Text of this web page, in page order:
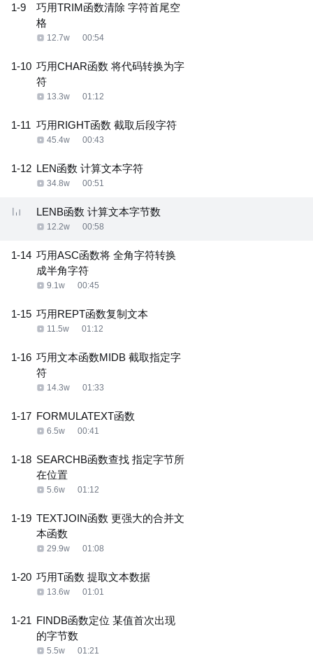
1-9
巧用TRIM函数清除 字符首尾空
格
12.7w 00:54
1-10 巧用CHAR函数 将代码转换为字
符
13.3w 01:12
1-11 巧用RIGHT函数 截取后段字符
45.4w 00:43
1-12 LEN函数 计算文本字符
34.8w 00:51
LENB函数 计算文本字节数
12.2w 00:58
1-14 巧用ASC函数将 全角字符转换
成半角字符
9.1w 00:45
1-15 巧用REPT函数复制文本
11.5w 01:12
1-16 巧用文本函数MIDB 截取指定字
符
14.3w 01:33
1-17 FORMULATEXT函数
6.5w 00:41
1-18 SEARCHB函数查找 指定字节所
在位置
5.6w 01:12
1-19 TEXTJOIN函数 更强大的合并文
本函数
29.9w 01:08
1-20 巧用T函数 提取文本数据
13.6w 01:01
1-21 FINDB函数定位 某值首次出现
的字节数
5.5w 01:21